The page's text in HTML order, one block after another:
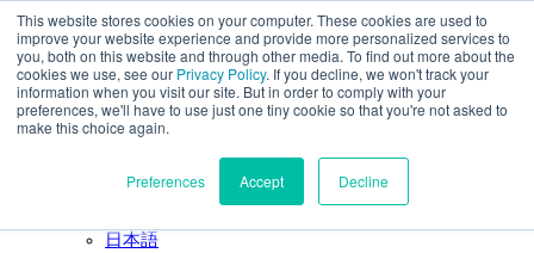
This website stores cookies on your computer. These cookies are used to
improve your website experience and provide more personalized services to
you, both on this website and through other media. To find out more about the
cookies we use, see our Privacy Policy. If you decline, we won't track your
information when you visit our site. But in order to comply with your
preferences, we'll have to use just one tiny cookie so that you're not asked to
make this choice again.
Preferences Accept Decline
주요 콘텐츠로 건너뛰기
SPEE3D
한국어
English
Español
Français
日本語